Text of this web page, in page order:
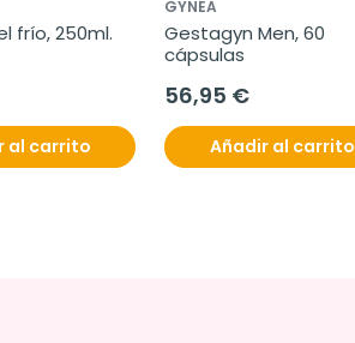
frío, 250ml.
al carrito
GYNEA
Gestagyn Men, 60
cápsulas
56,95 €
Añadir al carrito